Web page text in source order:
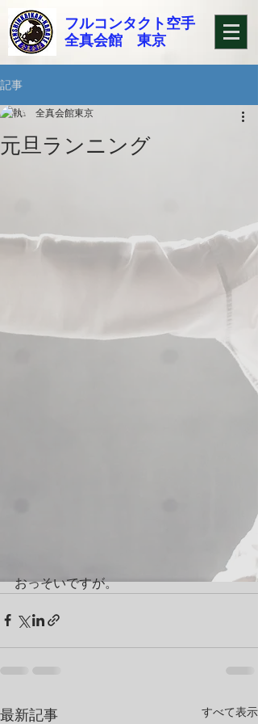
フルコンタクト空手
​全真会館 東京
記事
元旦ランニング
全真会館東京
おっそいですが。
最新記事 すべて表示